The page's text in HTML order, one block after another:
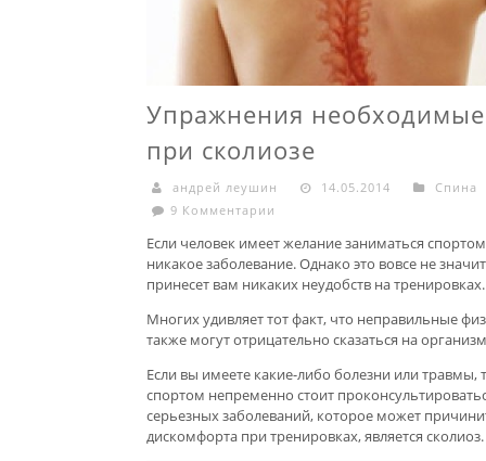
Упражнения
при сколиозе
андрей леушин 14.05.2014
Спина
9 Комментарии
Если человек имеет желание заниматься
никакое заболевание. Однако это вовсе не
принесет вам никаких неудобств на тренировках.
Многих удивляет тот факт, что неправильные
также могут отрицательно сказаться на
Если вы имеете какие-либо болезни или травмы,
спортом непременно стоит
серьезных заболеваний, которое может
дискомфорта при тренировках, является сколиоз.